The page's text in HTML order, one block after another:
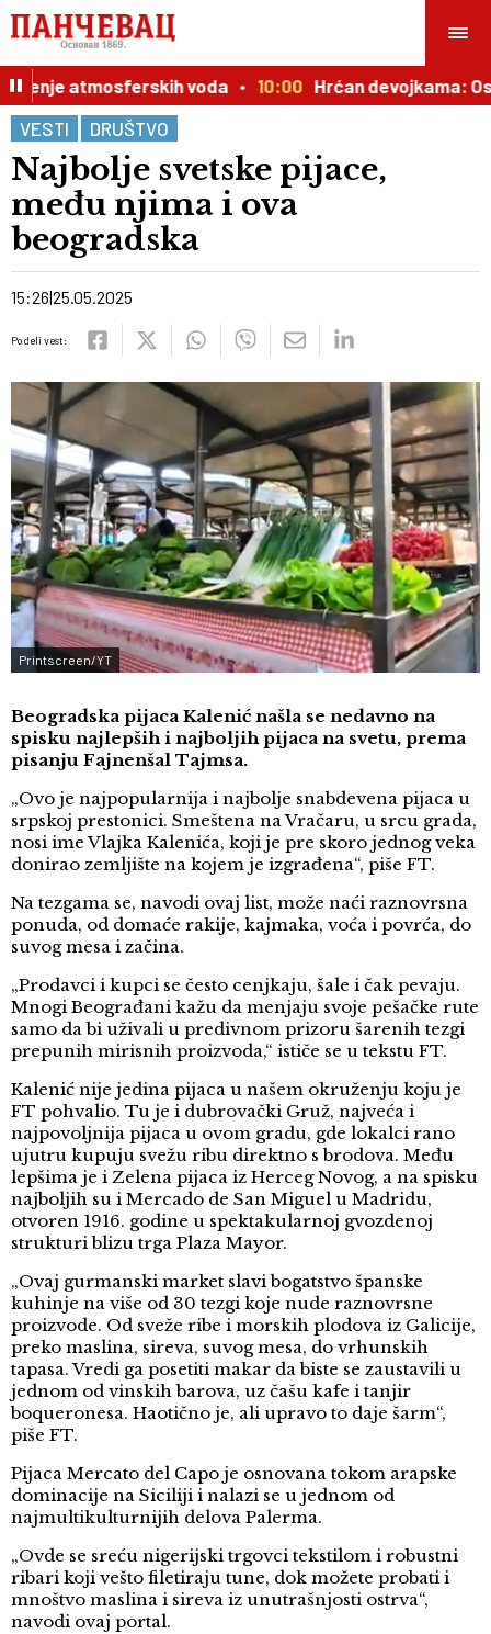
atmosferskih voda 10:00 Hrćan devojkama:
VESTI
DRUŠTVO
Najbolje svetske pijace,
među njima i ova
beogradska
15:26 25.05.2025
Podeli vest:
Printscreen/YT
Beogradska pijaca Kalenić našla se nedavno na
spisku najlepših i najboljih pijaca na svetu, prema
pisanju Fajnenšal Tajmsa.
„Ovo je najpopularnija i najbolje snabdevena pijaca u
srpskoj prestonici. Smeštena na Vračaru, u srcu grada,
nosi ime Vlajka Kalenića, koji je pre skoro jednog veka
donirao zemljište na kojem je izgrađena“, piše FT.
Na tezgama se, navodi ovaj list, može naći raznovrsna
ponuda, od domaće rakije, kajmaka, voća i povrća, do
suvog mesa i začina.
„Prodavci i kupci se često cenjkaju, šale i čak pevaju.
Mnogi Beograđani kažu da menjaju svoje pešačke rute
samo da bi uživali u predivnom prizoru šarenih tezgi
prepunih mirisnih proizvoda,“ ističe se u tekstu FT.
Kalenić nije jedina pijaca u našem okruženju koju je
FT pohvalio. Tu je i dubrovački Gruž, najveća i
najpovoljnija pijaca u ovom gradu, gde lokalci rano
ujutru kupuju svežu ribu direktno s brodova. Među
lepšima je i Zelena pijaca iz Herceg Novog, a na spisku
najboljih su i Mercado de San Miguel u Madridu,
otvoren 1916. godine u spektakularnoj gvozdenoj
strukturi blizu trga Plaza Mayor.
„Ovaj gurmanski market slavi bogatstvo španske
kuhinje na više od 30 tezgi koje nude raznovrsne
proizvode. Od sveže ribe i morskih plodova iz Galicije,
preko maslina, sireva, suvog mesa, do vrhunskih
tapasa. Vredi ga posetiti makar da biste se zaustavili u
jednom od vinskih barova, uz čašu kafe i tanjir
boqueronesa. Haotično je, ali upravo to daje šarm“,
piše FT.
Pijaca Mercato del Capo je osnovana tokom arapske
dominacije na Siciliji i nalazi se u jednom od
najmultikulturnijih delova Palerma.
„Ovde se sreću nigerijski trgovci tekstilom i robustni
ribari koji vešto filetiraju tune, dok možete probati i
mnoštvo maslina i sireva iz unutrašnjosti ostrva“,
navodi ovaj portal.